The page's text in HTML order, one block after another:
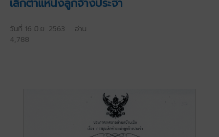
วันที่ 16 มิ.ย. 2563 อ่าน
4,788